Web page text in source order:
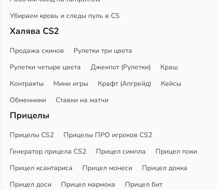
Убираем кровь и следы пуль в CS
Халява CS2
Продажа скинов
Рулетки три цвета
Рулетки четыре цвета
Джекпот (Рулетки)
Краш
Контракты
Мини игры Крафт (Апгрейд)
Кейсы
Обменники
Ставки на матчи
Прицелы
Прицелы CS2
Прицелы ПРО игроков CS2
Генератор прицела CS2
Прицел симпла
Прицел поки
Прицел ксантариса
Прицел монеси
Прицел донка
Прицел доси
Прицел мармока
Прицел бит